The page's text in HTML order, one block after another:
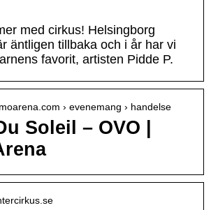
med cirkus! Helsingborg
äntligen tillbaka och i år har vi
favorit, artisten Pidde P.
› evenemang › handelse
Soleil – OVO |